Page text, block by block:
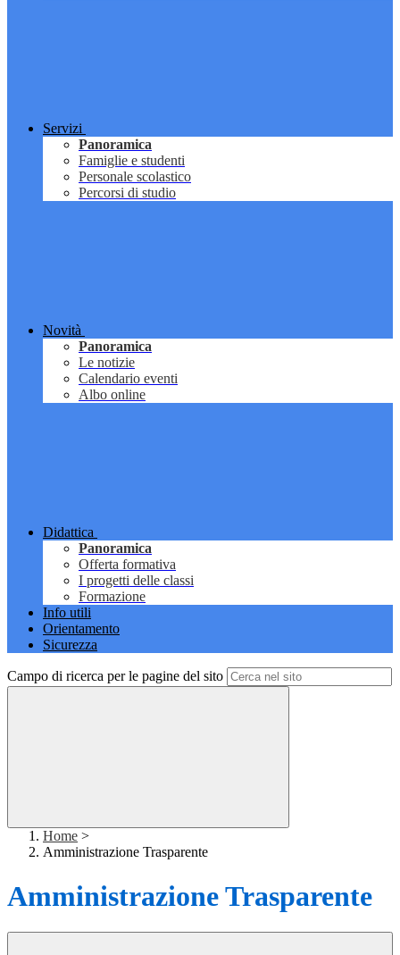
Servizi
Panoramica
Famiglie e studenti
Personale scolastico
Percorsi di studio
Novità
Panoramica
Le notizie
Calendario eventi
Albo online
Didattica
Panoramica
Offerta formativa
I progetti delle classi
Formazione
Info utili
Orientamento
Sicurezza
Campo di ricerca per le pagine del sito
Home >
Amministrazione Trasparente
Amministrazione Trasparente